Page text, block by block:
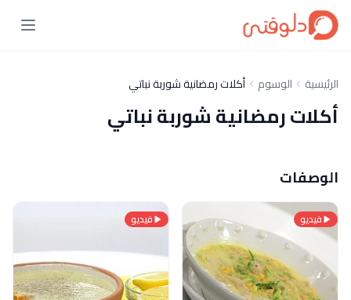
الرئيسية الوسوم أكلات رمضانية شوربة نباتي
أكلات رمضانية شوربة نباتي
الوصفات
فيديو فيديو